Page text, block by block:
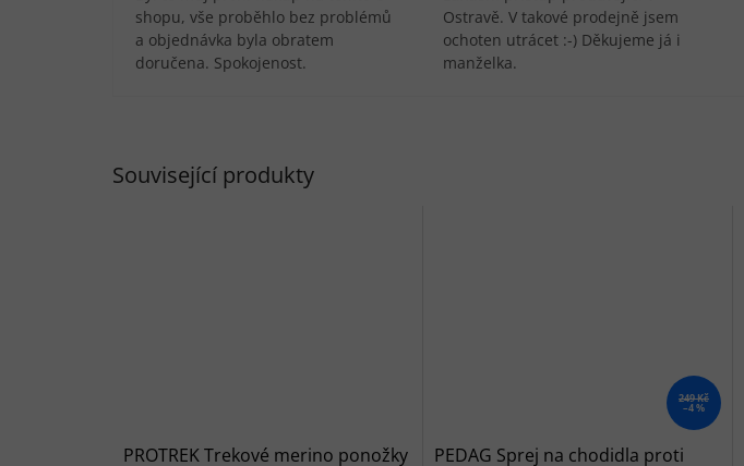
Související produkty
PROTREK Trekové merino ponožky
249 Kč
–4 %
PEDAG Sprej na chodidla proti
shopu, vše proběhlo bez problémů
a objednávka byla obratem
doručena. Spokojenost.
Ostravě. V takové prodejně jsem
ochoten utrácet :-) Děkujeme já i
manželka.